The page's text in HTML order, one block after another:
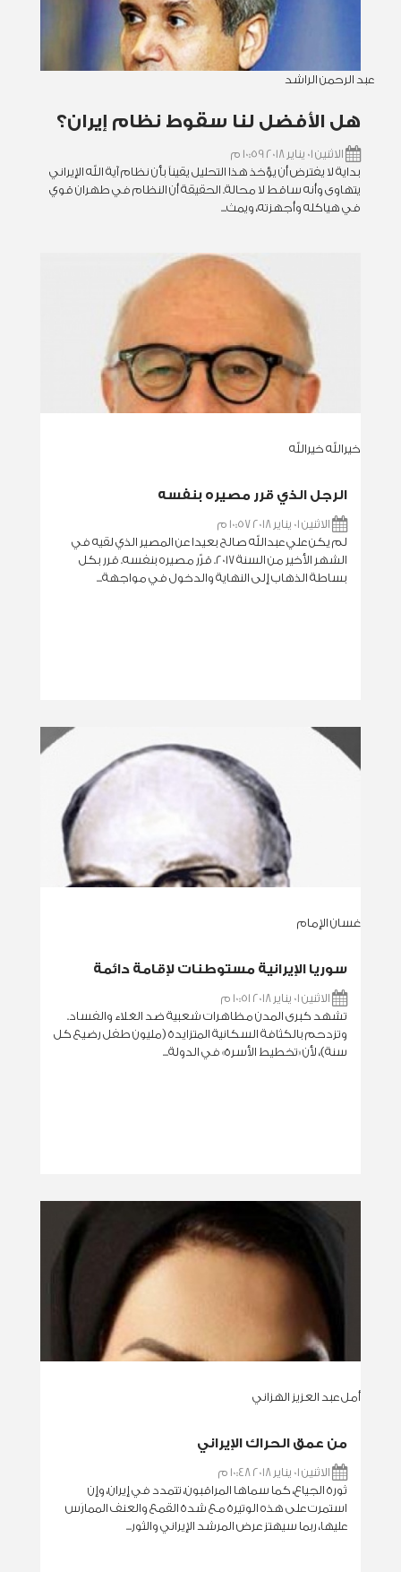
عبد الرحمن الراشد
هل الأفضل لنا سقوط نظام إيران؟
الاثنين 01 يناير 2018 10:59 م
بداية لا يفترض أن يؤخذ هذا التحليل يقيناً بأن نظام آية الله الإيراني
يتهاوى وأنه ساقط لا محالة. الحقيقة أن النظام في طهران قوي
في هياكله وأجهزته، ويمث...
خيرالله خيرالله
الرجل الذي قرر مصيره بنفسه
الاثنين 01 يناير 2018 10:57 م
لم يكن علي عبدالله صالح بعيدا عن المصير الذي لقيه في
الشهر الأخير من السنة 2017. قرّر مصيره بنفسه. قرر بكل
بساطة الذهاب إلى النهاية والدخول في مواجهة...
غسان الإمام
سوريا الإيرانية مستوطنات لإقامة دائمة
الاثنين 01 يناير 2018 10:51 م
تشهد كبرى المدن مظاهرات شعبية ضد الغلاء والفساد.
وتزدحم بالكثافة السكانية المتزايدة (مليون طفل رضيع كل
سنة)، لأن «تخطيط الأسرة» في الدولة...
أمل عبد العزيز الهزاني
من عمق الحراك الإيراني
الاثنين 01 يناير 2018 10:48 م
ثورة الجياع، كما سماها المراقبون، تتمدد في إيران، وإن
استمرت على هذه الوتيرة مع شدة القمع والعنف الممارَس
عليها، ربما سيهتز عرض المرشد الإيراني والثور...